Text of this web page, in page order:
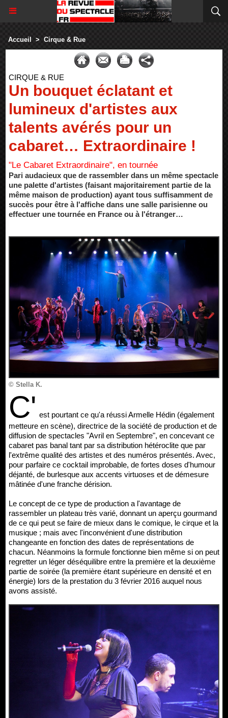
Accueil > Cirque & Rue
CIRQUE & RUE
Un bouquet éclatant et
lumineux d'artistes aux
talents avérés pour un
cabaret… Extraordinaire !
"Le Cabaret Extraordinaire", en tournée
Pari audacieux que de rassembler dans un même spectacle
une palette d'artistes (faisant majoritairement partie de la
même maison de production) ayant tous suffisamment de
succès pour être à l'affiche dans une salle parisienne ou
effectuer une tournée en France ou à l'étranger…
© Stella K.
C' est pourtant ce qu'a réussi Armelle Hédin (également
metteure en scène), directrice de la société de production et de
diffusion de spectacles "Avril en Septembre", en concevant ce
cabaret pas banal tant par sa distribution hétéroclite que par
l'extrême qualité des artistes et des numéros présentés. Avec,
pour parfaire ce cocktail improbable, de fortes doses d'humour
déjanté, de burlesque aux accents virtuoses et de démesure
mâtinée d'une franche dérision.
Le concept de ce type de production a l'avantage de
rassembler un plateau très varié, donnant un aperçu gourmand
de ce qui peut se faire de mieux dans le comique, le cirque et la
musique ; mais avec l'inconvénient d'une distribution
changeante en fonction des dates de représentations de
chacun. Néanmoins la formule fonctionne bien même si on peut
regretter un léger déséquilibre entre la première et la deuxième
partie de soirée (la première étant supérieure en densité et en
énergie) lors de la prestation du 3 février 2016 auquel nous
avons assisté.